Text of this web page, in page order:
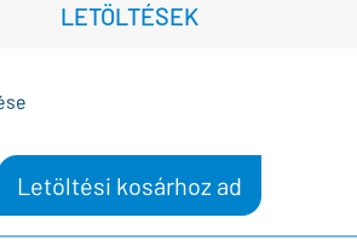
LETÖLTÉSEK
Letöltési kosárhoz ad